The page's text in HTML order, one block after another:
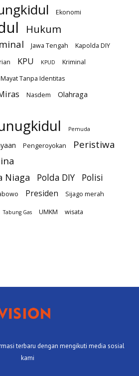
Ekonomi
Hukum
Jawa Tengah
Kapolda DIY
KPU KPUD
Kriminal
Mayat Tanpa Identitas
Nasdem Olahraga
Pemuda
Pengeroyokan Peristiwa
Niaga Polda DIY
Polisi
Presiden Sijago merah
Tabung Gas UMKM wisata
terbaru dengan mengikuti media sosial
kami